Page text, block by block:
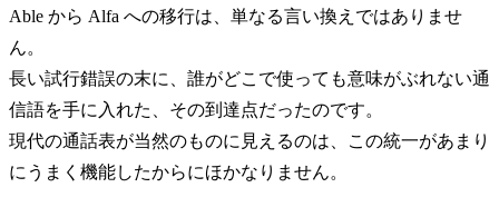
Able から Alfa への移行は、単なる言い換えではありませ
ん。
長い試行錯誤の末に、誰がどこで使っても意味がぶれない通
信語を手に入れた、その到達点だったのです。
現代の通話表が当然のものに見えるのは、この統一があまり
にうまく機能したからにほかなりません。